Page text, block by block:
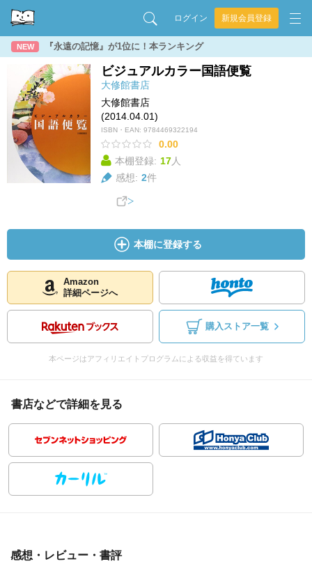
ログイン 新規会員登録
NEW 『永遠の記憶』が1位に！本ランキング
ビジュアルカラー国語便覧
大修館書店
大修館書店
(2014.04.01)
ISBN・EAN: 9784469322194
0.00
本棚登録: 17人
感想: 2件
本棚に登録する
Amazon
詳細ページへ
購入ストア一覧
本ページはアフィリエイトプログラムによる収益を得ています
書店などで詳細を見る
感想・レビュー・書評